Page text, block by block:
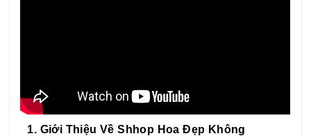
1. Giới Thiệu Về Shhop Hoa Đẹp Không